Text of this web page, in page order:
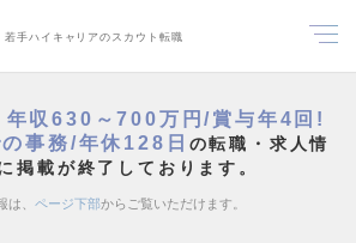
若手ハイキャリアのスカウト転職
年収630～700万円/賞与年4回!
事務/年休128日 の転職・求人情
掲載が終了しております。
は、 ページ下部からご覧いただけます。